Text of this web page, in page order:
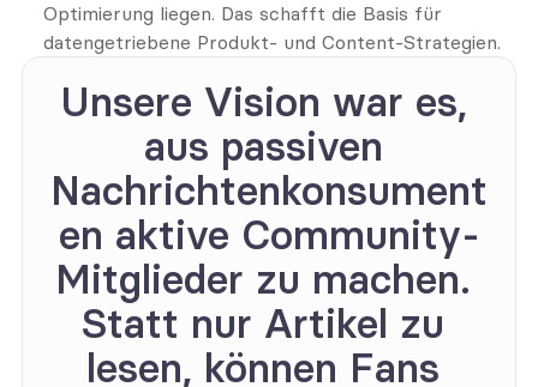
Optimierung liegen. Das schafft die Basis für
datengetriebene Produkt- und Content-Strategien.
Unsere Vision war es,
aus passiven
Nachrichtenkonsument
en aktive Community-
Mitglieder zu machen.
Statt nur Artikel zu
lesen, können Fans